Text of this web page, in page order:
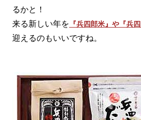
るかと！
来る新しい年を 『兵四郎米』や『兵四
迎えるのもいいですね。